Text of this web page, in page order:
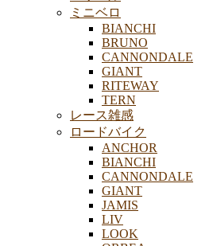
ミニベロ
BIANCHI
BRUNO
CANNONDALE
GIANT
RITEWAY
TERN
レース雑感
ロードバイク
ANCHOR
BIANCHI
CANNONDALE
GIANT
JAMIS
LIV
LOOK